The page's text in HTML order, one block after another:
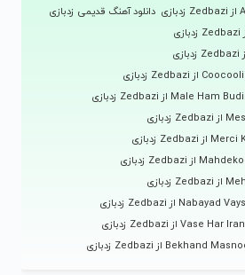
دانلود آهنگ قدیمی زدبازی